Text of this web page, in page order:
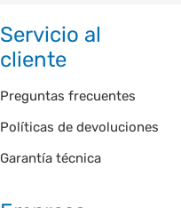
Servicio al
cliente
Preguntas frecuentes
Políticas de devoluciones
Garantía técnica